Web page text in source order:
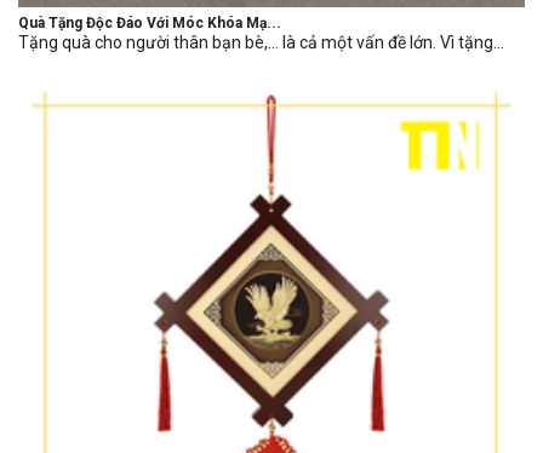
Quà Tặng Độc Đáo Với Móc Khóa Mạ...
Tặng quà cho người thân bạn bè,… là cả một vấn đề lớn. Vì tặng...